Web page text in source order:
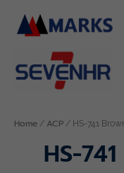
content
Home / ACP / HS-741
HS-